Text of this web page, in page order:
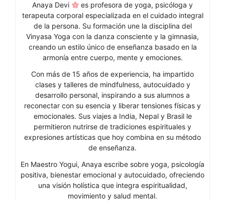
Anaya Devi
es profesora de yoga, psicóloga y
terapeuta corporal especializada en el cuidado integral
de la persona. Su formación une la disciplina del
Vinyasa Yoga con la danza consciente y la gimnasia,
creando un estilo único de enseñanza basado en la
armonía entre cuerpo, mente y emociones.
Con más de 15 años de experiencia, ha impartido
clases y talleres de mindfulness, autocuidado y
desarrollo personal, inspirando a sus alumnos a
reconectar con su esencia y liberar tensiones físicas y
emocionales. Sus viajes a India, Nepal y Brasil le
permitieron nutrirse de tradiciones espirituales y
expresiones artísticas que hoy combina en su método
de enseñanza.
En Maestro Yogui, Anaya escribe sobre yoga, psicología
positiva, bienestar emocional y autocuidado, ofreciendo
una visión holística que integra espiritualidad,
movimiento y salud mental.